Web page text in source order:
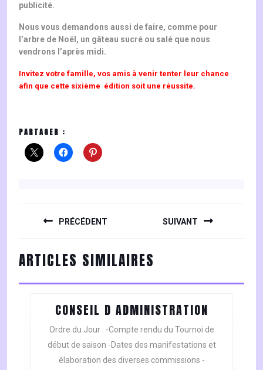
publicité.
Nous vous demandons aussi de faire, comme pour
l’arbre de Noël, un gâteau sucré ou salé que nous
vendrons l’après midi.
Invitez votre famille, vos amis à venir tenter leur chance
afin que cette sixième édition soit une réussite.
PARTAGER :
PRÉCÉDENT
post:
SUIVANT
post:
ARTICLES SIMILAIRES
CONSEIL D ADMINISTRATION
D
Ordre du Jour : -Compte rendu du Tournoi de
début de saison -Dates des manifestations et
élaboration des diverses commissions -